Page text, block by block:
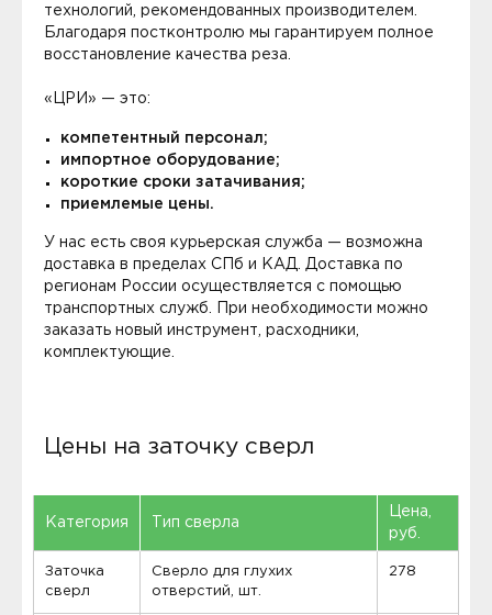
технологий, рекомендованных производителем.
Благодаря постконтролю мы гарантируем полное
восстановление качества реза.
«ЦРИ» — это:
компетентный персонал;
импортное оборудование;
короткие сроки затачивания;
приемлемые цены.
У нас есть своя курьерская служба — возможна
доставка в пределах СПб и КАД. Доставка по
регионам России осуществляется с помощью
транспортных служб. При необходимости можно
заказать новый инструмент, расходники,
комплектующие.
Цены на заточку сверл
Категория Тип сверла
Цена,
руб.
Заточка
сверл
Сверло для глухих
отверстий, шт.
278